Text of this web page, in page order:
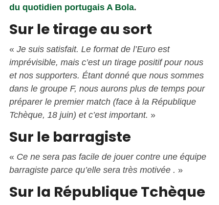
du quotidien portugais A Bola.
Sur le tirage au sort
« Je suis satisfait. Le format de l’Euro est
imprévisible, mais c’est un tirage positif pour nous
et nos supporters. Étant donné que nous sommes
dans le groupe F, nous aurons plus de temps pour
préparer le premier match (face à la République
Tchèque, 18 juin) et c’est important. »
Sur le barragiste
« Ce ne sera pas facile de jouer contre une équipe
barragiste parce qu’elle sera très motivée . »
Sur la République Tchèque